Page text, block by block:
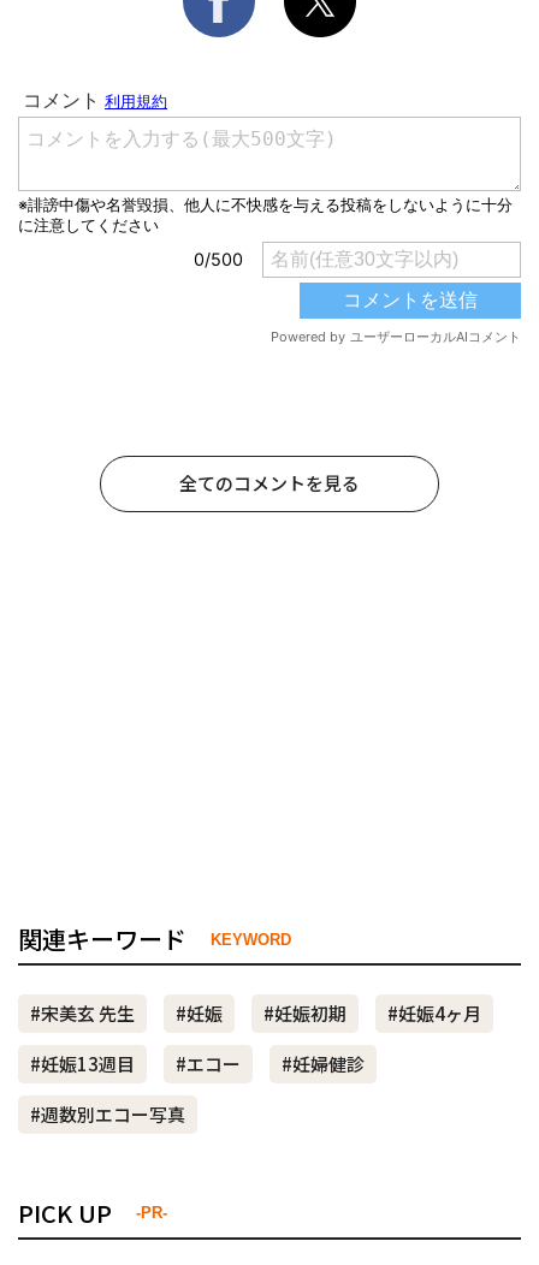
全てのコメントを見る
関連キーワード KEYWORD
#宋美玄 先生 #妊娠 #妊娠初期
#妊娠4ヶ月
#妊娠13週目
#エコー
#妊婦健診
#週数別エコー写真
PICK UP -PR-